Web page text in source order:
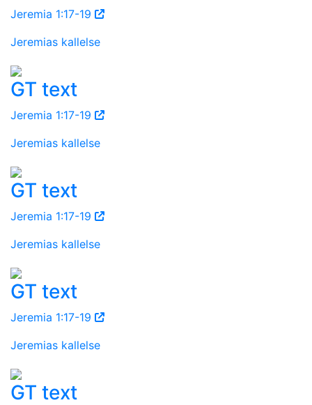
Jeremia 1:17-19
Jeremias kallelse
GT text
Jeremia 1:17-19
Jeremias kallelse
GT text
Jeremia 1:17-19
Jeremias kallelse
GT text
Jeremia 1:17-19
Jeremias kallelse
GT text